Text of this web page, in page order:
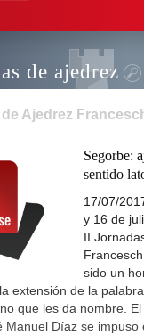
de ajedrez
Ajedrez
Segorbe:
sentido
17/07/
y 16 de
II
sido un
extensión de la
que les da nombre.
Manuel Díaz se impuso